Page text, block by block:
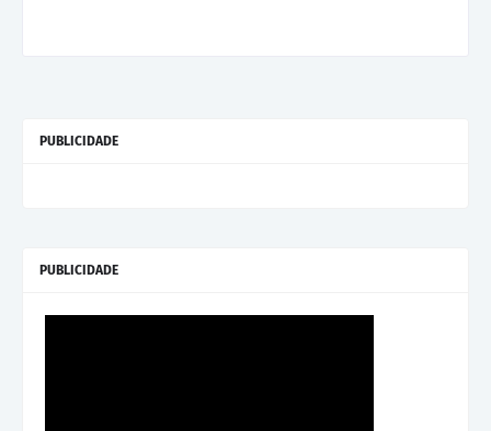
PUBLICIDADE
PUBLICIDADE